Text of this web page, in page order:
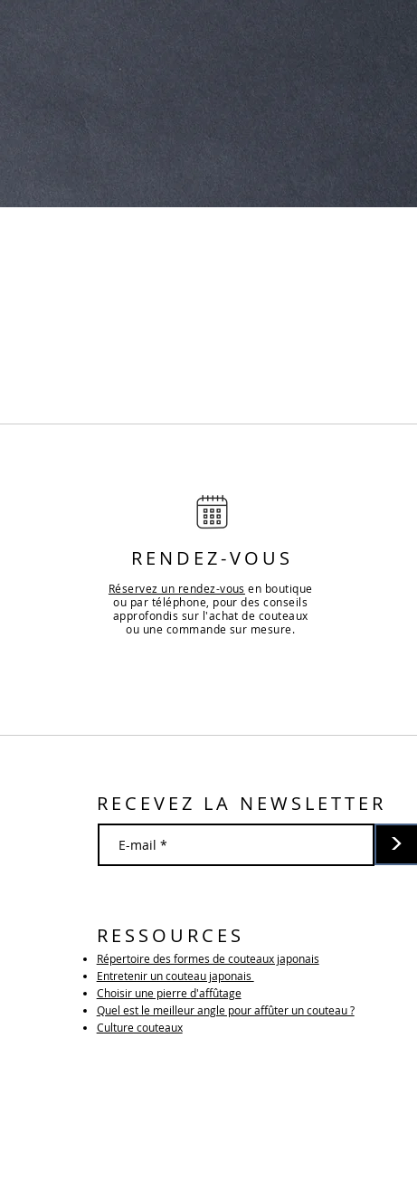
RENDEZ-VOUS
Réservez un rendez-vous en boutique
ou par téléphone, pour des conseils
approfondis sur l'achat de couteaux
ou une commande sur mesure.
RECEVEZ LA NEWSLETTER
>
RESSOURCES
Répertoire des formes de couteaux japonais
Entretenir un couteau japonais
Choisir une pierre d'affûtage
Quel est le meilleur angle pour affûter un couteau ?
Culture couteaux